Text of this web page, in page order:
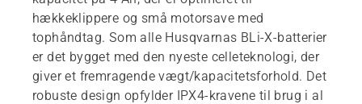
hækkeklippere og små motorsave med
tophåndtag. Som alle Husqvarnas BLi-X-batterier
er det bygget med den nyeste celleteknologi, der
giver et fremragende vægt/kapacitetsforhold. Det
robuste design opfylder IPX4-kravene til brug i al